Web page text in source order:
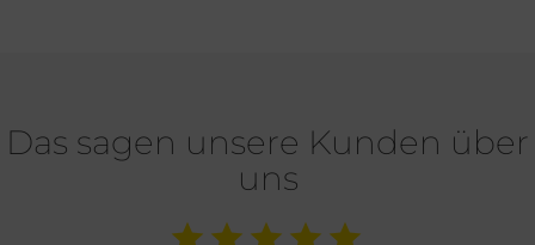
Das sagen unsere Kunden über
uns